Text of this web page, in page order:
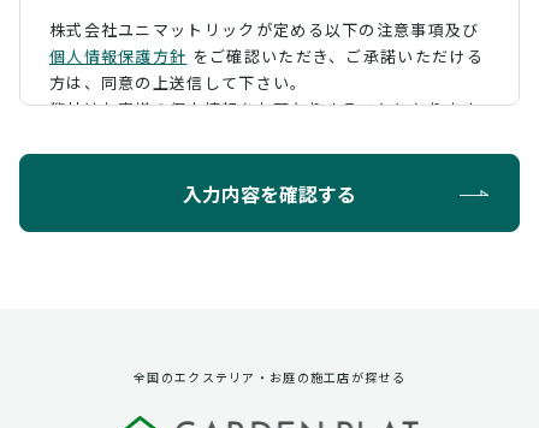
株式会社ユニマットリックが定める以下の注意事項及び
個人情報保護方針 をご確認いただき、 ご承諾いただける
方は、同意の上送信して下さい。
弊社はお客様の個人情報をお預かりすることになります
ように定め、保護に努めております。
第三者への提供
入力内容を確認する
全国のエクステリア・お庭の施工店が探せる